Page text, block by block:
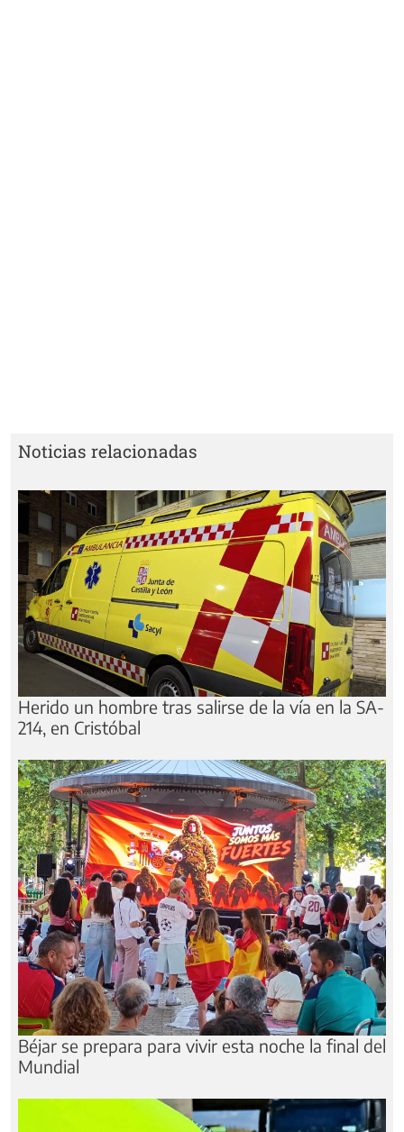
Noticias relacionadas
Herido un hombre tras salirse de la vía en la SA-
214, en Cristóbal
Béjar se prepara para vivir esta noche la final del
Mundial